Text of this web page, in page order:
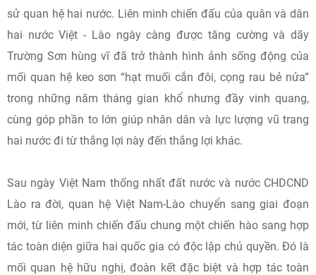
sử quan hệ hai nước. Liên minh chiến đấu của quân và dân
hai nước Việt - Lào ngày càng được tăng cường và dãy
Trường Sơn hùng vĩ đã trở thành hình ảnh sống động của
mối quan hệ keo sơn “hạt muối cắn đôi, cọng rau bẻ nửa”
trong những năm tháng gian khổ nhưng đầy vinh quang,
cùng góp phần to lớn giúp nhân dân và lực lượng vũ trang
hai nước đi từ thắng lợi này đến thắng lợi khác.
Sau ngày Việt Nam thống nhất đất nước và nước CHDCND
Lào ra đời, quan hệ Việt Nam-Lào chuyển sang giai đoạn
mới, từ liên minh chiến đấu chung một chiến hào sang hợp
tác toàn diện giữa hai quốc gia có độc lập chủ quyền. Đó là
mối quan hệ hữu nghị, đoàn kết đặc biệt và hợp tác toàn